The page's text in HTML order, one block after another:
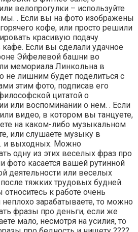
велопрогулки – используйте
. Если вы на фото изображены
кофе, или просто решили
красивую подачу
кафе. Если вы сделали удачное
Эйфелевой башни во
мемориала Линкольна в
не лишним будет поделиться с
этим фото, подписав его
цитатой о
или воспоминании о нем. . Если
видео, в котором вы танцуете,
на каком-либо музыкальном
или слушаете музыку в
и выходных. Можно
одну из этих веселых фраз про
фото касается вашей рутинной
деятельности или веселых
тяжких трудовых будней.
к работе очень
неплохо зарабатываете, то можно
фразы про деньги, если же
мало, несмотря на усилия, то